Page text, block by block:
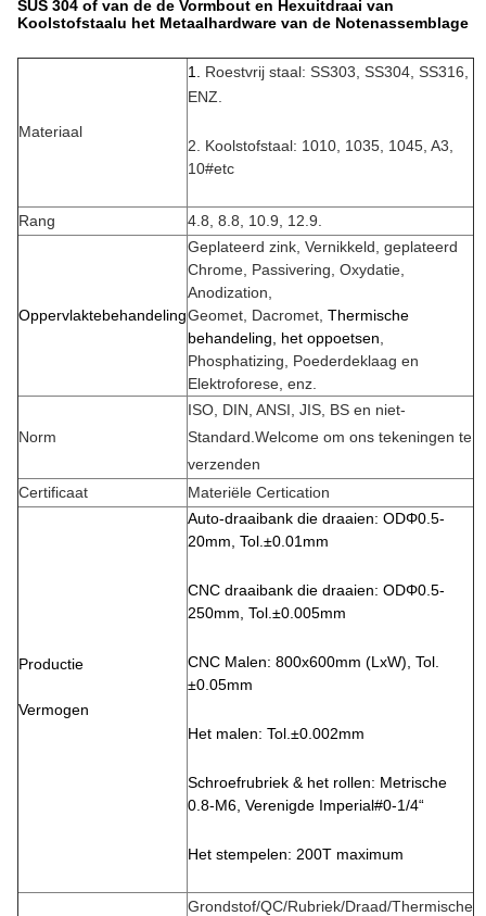
SUS 304 of van de de Vormbout en Hexuitdraai van
Koolstofstaalu het Metaalhardware van de Notenassemblage
Materiaal
1. Roestvrij staal: SS303, SS304, SS316,
ENZ.
2. Koolstofstaal: 1010, 1035, 1045, A3,
10#etc
Rang 4.8, 8.8, 10.9, 12.9.
Oppervlaktebehandeling
Geplateerd zink, Vernikkeld, geplateerd
Chrome, Passivering, Oxydatie,
Anodization,
Geomet, Dacromet, Thermische
behandeling, het oppoetsen
Phosphatizing, Poederdeklaag en
Elektroforese, enz.
Norm
ISO, DIN, ANSI, JIS, BS en niet-
Standard.Welcome om ons tekeningen te
verzenden
Certificaat
Materiële Certication
Productie
Vermogen
Auto-draaibank die draaien: ODΦ0.5-
20mm, Tol.±0.01mm
CNC draaibank die draaien: ODΦ0.5-
250mm, Tol.±0.005mm
CNC Malen: 800x600mm (LxW), Tol.
±0.05mm
Het malen: Tol.±0.002mm
Schroefrubriek & het rollen: Metrische
0.8-M6, Verenigde Imperial#0-1/4“
Het stempelen: 200T maximum
Grondstof/QC/Rubriek/Draad/Thermische